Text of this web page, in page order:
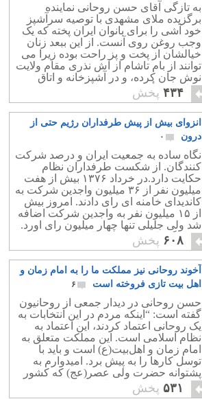
به تازگی آقای حسن روحانی نماینده
برگزیده ملای مشهدی با توصیه سرآشپز
خود آشی را برای بانوان ایران پخته که یک
وجب روغن روی آنست. از این ببعد زنان
خیالشان از پخت و پز راحت بوده زیرا می
توانند از بام تاشام از آش نذری مقام ولایت
نوش جان کرده، و در آشپزخانه و اتاق
خواب به مأموریت های اسلامی خود
پردازند.
۴۳۴ پخش
انزوای بیش از پیش طرفداران رژیم حتی از
درون
۰
نگاه ساده به جمعیت ایران و درصد شرکت
کنندگان. از شکست طرفداران نظام
حکایت دارد.در خرداد ۱۳۷۶ بیش از هفت
میلیون نفر از ۳۶ میلیون واجدین شرکت به
کاندیدای خامنه ای رای دادند. امروز بیش
از ۱۵ میلیون نفر به واجدین شرکت اضافه
شد ولی جلیلی تنها چهار میلیون رای اورد.
حتی اگر با خوش بینی قالیباف را هم
اضافه کنیم، تعداد به ده میلیون می رسد.
یعنی تنها یک پنجم مردم ایران با سیاستهای
خامنه ای موافقند.
۶۰۸ پخش
آخوند روحانی نیز مملکت ما را به امام زمان و
اهل بیت تازی فروخته است
۶
حسن روحانی در دیدار جمعی از روحانیون
گفته است: “اینکه مردم در این انتخابات به
یک روحانی اعتماد کردند، این اعتماد به
نظام اسلامی است. این مملکت متعلق به
امام زمان و اهل‌بیت(ع) است و باید با
توسل کارها را به پیش برد. امیدوارم به
پشتوانه حضرت ولی عصر(عج) که کشور
متعلق به اوست کارها پیش برود.”
۵۳۱ پخش